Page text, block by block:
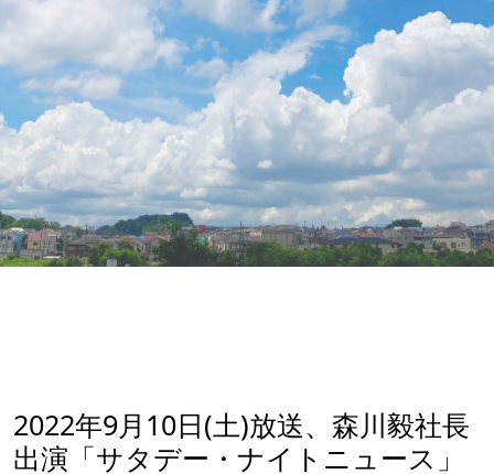
2022年9月10日(土)放送、森川毅社長
出演「サタデー・ナイトニュース」